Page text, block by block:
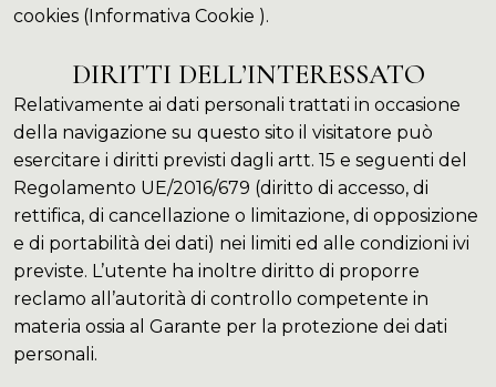
cookies (Informativa Cookie ).
DIRITTI DELL’INTERESSATO
Relativamente ai dati personali trattati in occasione
della navigazione su questo sito il visitatore può
esercitare i diritti previsti dagli artt. 15 e seguenti del
Regolamento UE/2016/679 (diritto di accesso, di
rettifica, di cancellazione o limitazione, di opposizione
e di portabilità dei dati) nei limiti ed alle condizioni ivi
previste. L’utente ha inoltre diritto di proporre
reclamo all’autorità di controllo competente in
materia ossia al Garante per la protezione dei dati
personali.